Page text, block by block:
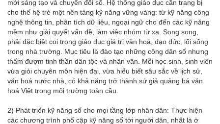
mới sáng tạo và chuyển đổi số. Hệ thống giáo dục cần trang bị
cho thế hệ trẻ một nền tảng kỹ năng vững vàng: từ kỹ năng công
nghệ thông tin, phân tích dữ liệu, ngoại ngữ cho đến các kỹ năng
mềm như giải quyết vấn đề, làm việc nhóm từ xa. Song song,
phải đặc biệt coi trọng giáo dục giá trị văn hoá, đạo đức, lối sống
trong nhà trường. Mục tiêu là đào tạo những công dân số nhưng
thấm đượm tinh thần dân tộc và nhân văn. Mỗi học sinh, sinh viên
vừa giỏi chuyên môn hiện đại, vừa hiểu biết sâu sắc về lịch sử,
văn hoá nước nhà, có khả năng trở thành sứ giả quảng bá văn
hoá Việt trong môi trường toàn cầu.
2) Phát triển kỹ năng số cho mọi tầng lớp nhân dân: Thực hiện
các chương trình phổ cập kỹ năng số tới người dân, nhất là ở